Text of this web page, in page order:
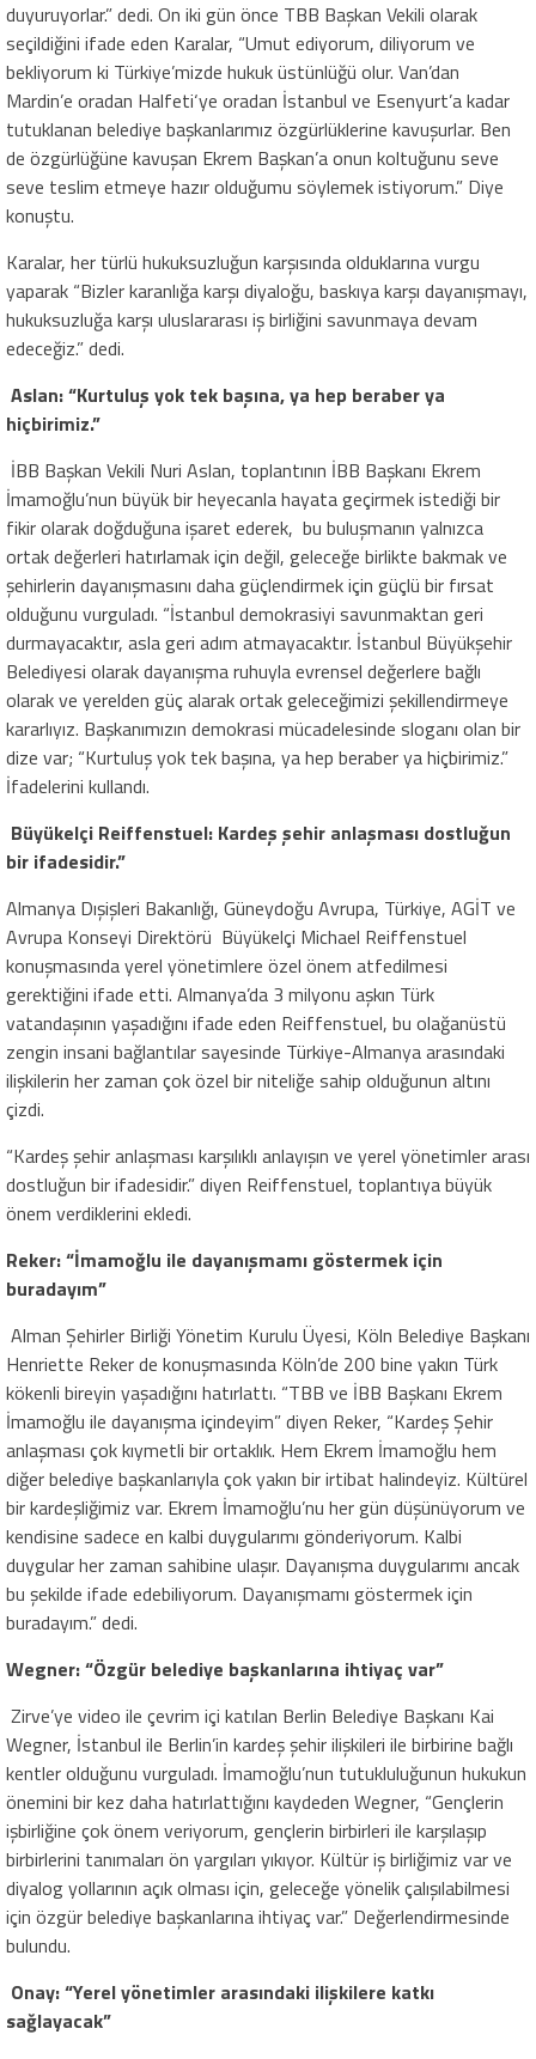
duyuruyorlar.” dedi. On iki gün önce TBB Başkan Vekili olarak
seçildiğini ifade eden Karalar, “Umut ediyorum, diliyorum ve
bekliyorum ki Türkiye’mizde hukuk üstünlüğü olur. Van’dan
Mardin’e oradan Halfeti‘ye oradan İstanbul ve Esenyurt’a kadar
tutuklanan belediye başkanlarımız özgürlüklerine kavuşurlar. Ben
de özgürlüğüne kavuşan Ekrem Başkan’a onun koltuğunu seve
seve teslim etmeye hazır olduğumu söylemek istiyorum.” Diye
konuştu.
Karalar, her türlü hukuksuzluğun karşısında olduklarına vurgu
yaparak “Bizler karanlığa karşı diyaloğu, baskıya karşı dayanışmayı,
hukuksuzluğa karşı uluslararası iş birliğini savunmaya devam
edeceğiz.” dedi.
Aslan: “Kurtuluş yok tek başına, ya hep beraber ya
hiçbirimiz.”
İBB Başkan Vekili Nuri Aslan, toplantının İBB Başkanı Ekrem
İmamoğlu’nun büyük bir heyecanla hayata geçirmek istediği bir
fikir olarak doğduğuna işaret ederek, bu buluşmanın yalnızca
ortak değerleri hatırlamak için değil, geleceğe birlikte bakmak ve
şehirlerin dayanışmasını daha güçlendirmek için güçlü bir fırsat
olduğunu vurguladı. “İstanbul demokrasiyi savunmaktan geri
durmayacaktır, asla geri adım atmayacaktır. İstanbul Büyükşehir
Belediyesi olarak dayanışma ruhuyla evrensel değerlere bağlı
olarak ve yerelden güç alarak ortak geleceğimizi şekillendirmeye
kararlıyız. Başkanımızın demokrasi mücadelesinde sloganı olan bir
dize var; “Kurtuluş yok tek başına, ya hep beraber ya hiçbirimiz.”
İfadelerini kullandı.
Büyükelçi Reiffenstuel: Kardeş şehir anlaşması dostluğun
bir ifadesidir.”
Almanya Dışişleri Bakanlığı, Güneydoğu Avrupa, Türkiye, AGİT ve
Avrupa Konseyi Direktörü Büyükelçi Michael Reiffenstuel
konuşmasında yerel yönetimlere özel önem atfedilmesi
gerektiğini ifade etti. Almanya’da 3 milyonu aşkın Türk
vatandaşının yaşadığını ifade eden Reiffenstuel, bu olağanüstü
zengin insani bağlantılar sayesinde Türkiye-Almanya arasındaki
ilişkilerin her zaman çok özel bir niteliğe sahip olduğunun altını
çizdi.
“Kardeş şehir anlaşması karşılıklı anlayışın ve yerel yönetimler arası
dostluğun bir ifadesidir.” diyen Reiffenstuel, toplantıya büyük
önem verdiklerini ekledi.
Reker: “İmamoğlu ile dayanışmamı göstermek için
buradayım”
Alman Şehirler Birliği Yönetim Kurulu Üyesi, Köln Belediye Başkanı
Henriette Reker de konuşmasında Köln’de 200 bine yakın Türk
kökenli bireyin yaşadığını hatırlattı. “TBB ve İBB Başkanı Ekrem
İmamoğlu ile dayanışma içindeyim” diyen Reker, “Kardeş Şehir
anlaşması çok kıymetli bir ortaklık. Hem Ekrem İmamoğlu hem
diğer belediye başkanlarıyla çok yakın bir irtibat halindeyiz. Kültürel
bir kardeşliğimiz var. Ekrem İmamoğlu’nu her gün düşünüyorum ve
kendisine sadece en kalbi duygularımı gönderiyorum. Kalbi
duygular her zaman sahibine ulaşır. Dayanışma duygularımı ancak
bu şekilde ifade edebiliyorum. Dayanışmamı göstermek için
buradayım.” dedi.
Wegner: “Özgür belediye başkanlarına ihtiyaç var”
Zirve’ye video ile çevrim içi katılan Berlin Belediye Başkanı Kai
Wegner, İstanbul ile Berlin’in kardeş şehir ilişkileri ile birbirine bağlı
kentler olduğunu vurguladı. İmamoğlu’nun tutukluluğunun hukukun
önemini bir kez daha hatırlattığını kaydeden Wegner, “Gençlerin
işbirliğine çok önem veriyorum, gençlerin birbirleri ile karşılaşıp
birbirlerini tanımaları ön yargıları yıkıyor. Kültür iş birliğimiz var ve
diyalog yollarının açık olması için, geleceğe yönelik çalışılabilmesi
için özgür belediye başkanlarına ihtiyaç var.” Değerlendirmesinde
bulundu.
Onay: “Yerel yönetimler arasındaki ilişkilere katkı
sağlayacak”